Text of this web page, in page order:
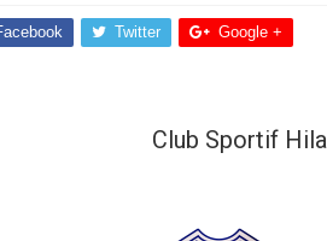
Twitter Google +
Club Sportif